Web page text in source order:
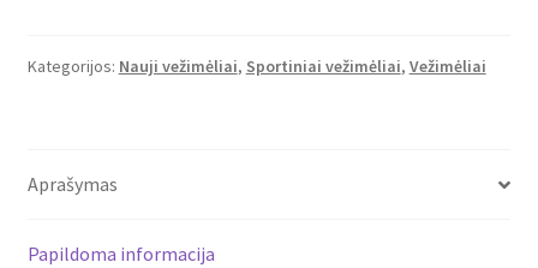
sportinis
Kategorijos: Nauji vežimėliai, Sportiniai vežimėliai, Vežimėliai
Aprašymas
Papildoma informacija